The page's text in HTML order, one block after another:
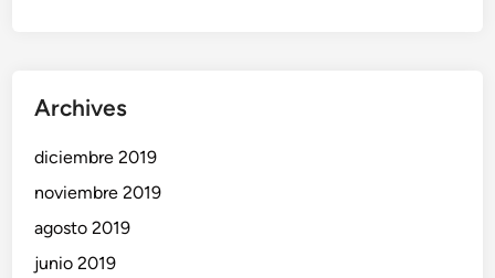
Archives
diciembre 2019
noviembre 2019
agosto 2019
junio 2019